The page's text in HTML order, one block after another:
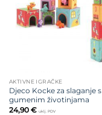
AKTIVNE IGRAČKE
Djeco Kocke za slaganje s
gumenim životinjama
24,90 € uklj. PDV